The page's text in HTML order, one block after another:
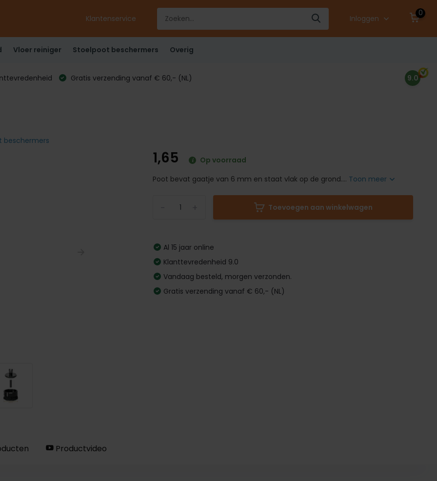
Klantenservice Inloggen
0
Vloer reiniger Stoelpoot beschermers Overig
Gratis verzending vanaf € 60,- (NL) 9.0
beschermers
1,65
Op voorraad
Poot bevat gaatje van 6 mm en staat vlak op de grond.... Toon meer
Toevoegen aan winkelwagen
Al 15 jaar online
Klanttevredenheid 9.0
Vandaag besteld, morgen verzonden.
Gratis verzending vanaf € 60,- (NL)
Productvideo